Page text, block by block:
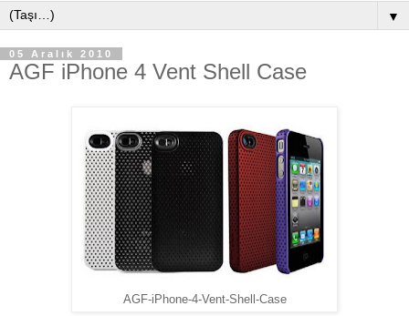
▼
05 Aralık 2010
AGF iPhone 4 Vent Shell Case
AGF-iPhone-4-Vent-Shell-Case